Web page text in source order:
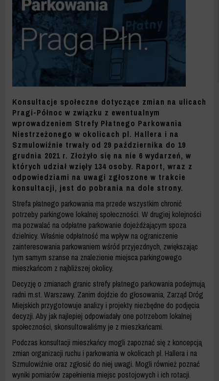
ZDM
WARSZAWA
Konsultacje społeczne dotyczące zmian na ulicach
Pragi-Północ w związku z ewentualnym
wprowadzeniem Strefy Płatnego Parkowania
Niestrzeżonego w okolicach pl. Hallera i na
Szmulowiźnie trwały od 29 października do 19
grudnia 2021 r. Złożyło się na nie 6 wydarzeń, w
których udział wzięły 134 osoby. Raport, wraz z
odpowiedziami na uwagi zgłoszone w trakcie
konsultacji, jest do pobrania na dole strony.
Strefa płatnego parkowania ma przede wszystkim chronić
potrzeby parkingowe lokalnej społeczności. W drugiej kolejności
ma pozwalać na odpłatne parkowanie dojeżdżającym spoza
dzielnicy. Właśnie odpłatność ma wpływ na ograniczenie
zainteresowania parkowaniem wśród przyjezdnych, zwiększając
tym samym szanse na znalezienie miejsca parkingowego
mieszkańcom z najbliższej okolicy.
Decyzję o zmianach granic strefy płatnego parkowania podejmują
radni m.st. Warszawy. Zanim dojdzie do głosowania, Zarząd Dróg
Miejskich przygotowuje analizy i projekty niezbędne do podjęcia
decyzji. Aby jak najlepiej odpowiadały one potrzebom lokalnej
społeczności, skonsultowaliśmy je z mieszkańcami.
Podczas konsultacji mieszkańcy mogli zapoznać się z koncepcją
zmian organizacji ruchu i parkowania w okolicach pl. Hallera i na
Szmulowiźnie oraz zgłosić do niej uwagi. Mogli również poznać
wyniki pomiarów zapełnienia miejsc postojowych i ich rotacji.